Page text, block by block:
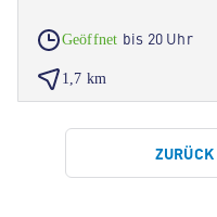
Geöffnet bis 20 Uhr
1,7 km